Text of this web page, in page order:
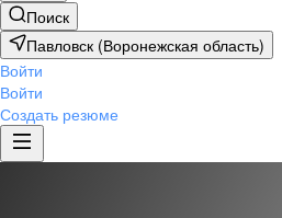
Поиск
Павловск (Воронежская область)
Войти
Войти
Создать резюме